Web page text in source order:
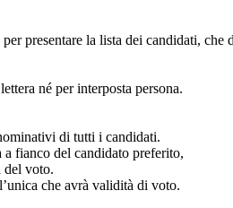
presentare la lista dei candidati,
né per interposta persona.
di tutti i candidati.
a fianco del candidato preferito,
del voto.
che avrà validità di voto.